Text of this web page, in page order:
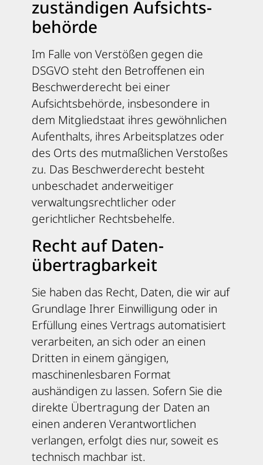
zuständigen Aufsichts­
behörde
Im Falle von Verstößen gegen die
DSGVO steht den Betroffenen ein
Beschwerderecht bei einer
Aufsichtsbehörde, insbesondere in
dem Mitgliedstaat ihres gewöhnlichen
Aufenthalts, ihres Arbeitsplatzes oder
des Orts des mutmaßlichen Verstoßes
zu. Das Beschwerderecht besteht
unbeschadet anderweitiger
verwaltungsrechtlicher oder
gerichtlicher Rechtsbehelfe.
Recht auf Daten­
übertrag­barkeit
Sie haben das Recht, Daten, die wir auf
Grundlage Ihrer Einwilligung oder in
Erfüllung eines Vertrags automatisiert
verarbeiten, an sich oder an einen
Dritten in einem gängigen,
maschinenlesbaren Format
aushändigen zu lassen. Sofern Sie die
direkte Übertragung der Daten an
einen anderen Verantwortlichen
verlangen, erfolgt dies nur, soweit es
technisch machbar ist.